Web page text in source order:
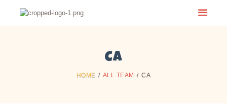
CA
HOME ALL TEAM CA
À PROPOS